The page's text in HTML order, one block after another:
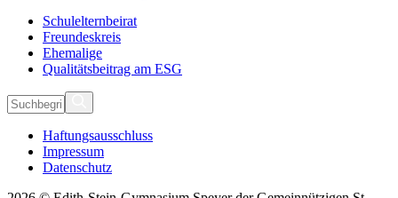
Schulelternbeirat
Freundeskreis
Ehemalige
Qualitätsbeitrag am ESG
Haftungsausschluss
Impressum
Datenschutz